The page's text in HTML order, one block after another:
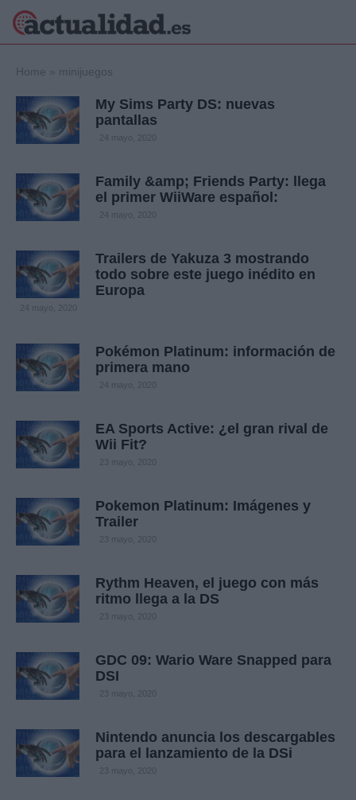
Política
Crónica
Economía
Internacional
Viajes
Deportes
Gente
Home » minijuegos
My Sims Party DS: nuevas
pantallas
24 mayo, 2020
Family &amp; Friends Party: llega
el primer WiiWare español:
24 mayo, 2020
Trailers de Yakuza 3 mostrando
todo sobre este juego inédito en
Europa
24 mayo, 2020
Pokémon Platinum: información de
primera mano
24 mayo, 2020
EA Sports Active: ¿el gran rival de
Wii Fit?
23 mayo, 2020
Pokemon Platinum: Imágenes y
Trailer
23 mayo, 2020
Rythm Heaven, el juego con más
ritmo llega a la DS
23 mayo, 2020
GDC 09: Wario Ware Snapped para
DSI
23 mayo, 2020
Nintendo anuncia los descargables
para el lanzamiento de la DSi
23 mayo, 2020